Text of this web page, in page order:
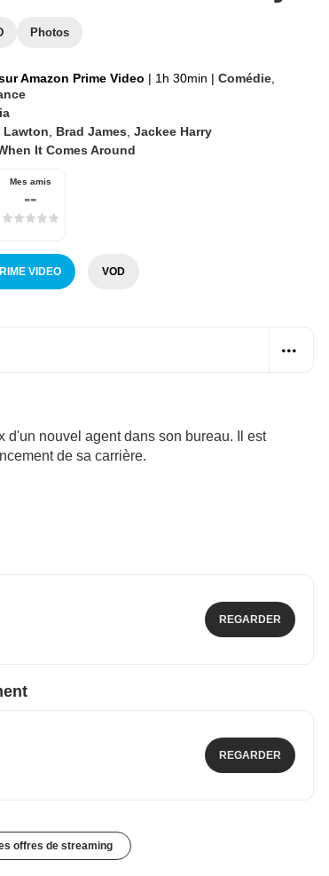
Photos
Amazon Prime Video | 1h 30min | Comédie
Lawton Brad James Jackee Harry
It Comes Around
Mes amis
--
VIDEO VOD
d'un nouvel agent dans son bureau. Il est
de sa carrière.
REGARDER
REGARDER
offres de streaming